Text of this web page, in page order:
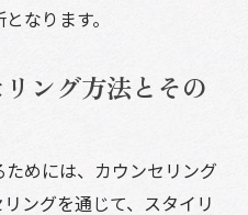
クゼーション体験
なります。
ング方法とその
めには、カウンセリング
ングを通じて、スタイリ